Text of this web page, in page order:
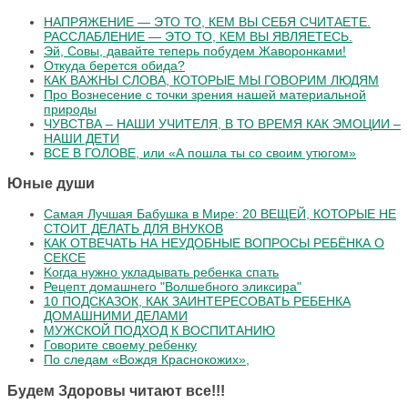
НАПРЯЖЕНИЕ — ЭТО ТО, КЕМ ВЫ СЕБЯ СЧИТАЕТЕ.
РАССЛАБЛЕНИЕ — ЭТО ТО, КЕМ ВЫ ЯВЛЯЕТЕСЬ.
Эй, Совы, давайте теперь побудем Жаворонками!
Откуда берется обида?
КАК ВАЖНЫ СЛОВА, КОТОРЫЕ МЫ ГОВОРИМ ЛЮДЯМ
Про Вознесение с точки зрения нашей материальной
природы
ЧУВСТВА – НАШИ УЧИТЕЛЯ, В ТО ВРЕМЯ КАК ЭМОЦИИ –
НАШИ ДЕТИ
ВСЕ В ГОЛОВЕ, или «А пошла ты со своим утюгом»
Юные души
Самая Лучшая Бабушка в Мире: 20 ВЕЩЕЙ, КОТОРЫЕ НЕ
СТОИТ ДЕЛАТЬ ДЛЯ ВНУКОВ
КАК ОТВЕЧАТЬ НА НЕУДОБНЫЕ ВОПРОСЫ РЕБЁНКА О
СЕКСЕ
Koгдa нужнo уклaдывaть peбeнкa cпaть
Рецепт домашнего "Волшебного эликсира"
10 ПОДСКАЗОК, КАК ЗАИНТЕРЕСОВАТЬ РЕБЕНКА
ДОМАШНИМИ ДЕЛАМИ
МУЖСКОЙ ПОДХОД К ВОСПИТАНИЮ
Говорите своему ребенку
По следам «Вождя Краснокожих»,
Будем Здоровы читают все!!!